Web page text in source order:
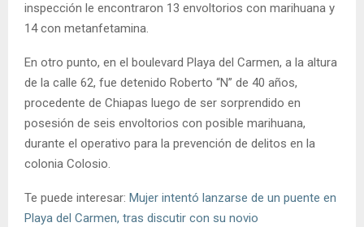
inspección le encontraron 13 envoltorios con marihuana y
14 con metanfetamina.
En otro punto, en el boulevard Playa del Carmen, a la altura
de la calle 62, fue detenido Roberto “N” de 40 años,
procedente de Chiapas luego de ser sorprendido en
posesión de seis envoltorios con posible marihuana,
durante el operativo para la prevención de delitos en la
colonia Colosio.
Te puede interesar: Mujer intentó lanzarse de un puente en
Playa del Carmen, tras discutir con su novio